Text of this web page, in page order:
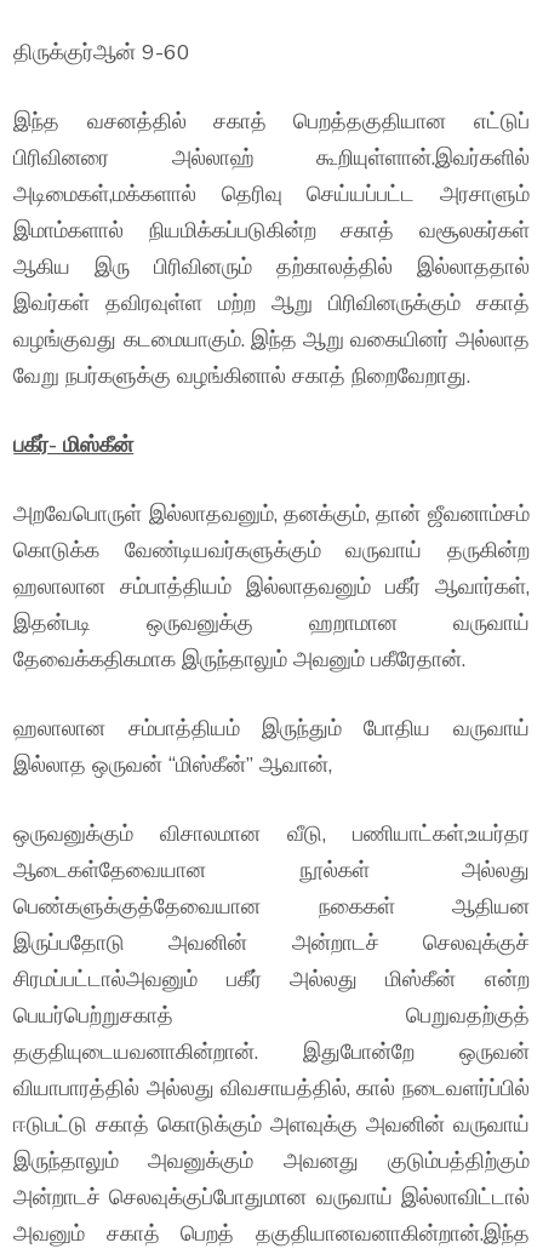
திருக்குர்ஆன் 9-60
இந்த வசனத்தில் சகாத் பெறத்தகுதியான எட்டுப்
பிரிவினரை அல்லாஹ் கூறியுள்ளான்.இவர்களில்
அடிமைகள்,மக்களால் தெரிவு செய்யப்பட்ட அரசாளும்
இமாம்களால் நியமிக்கப்படுகின்ற சகாத் வசூலகர்கள்
ஆகிய இரு பிரிவினரும் தற்காலத்தில் இல்லாததால்
இவர்கள் தவிரவுள்ள மற்ற ஆறு பிரிவினருக்கும் சகாத்
வழங்குவது கடமையாகும். இந்த ஆறு வகையினர் அல்லாத
வேறு நபர்களுக்கு வழங்கினால் சகாத் நிறைவேறாது.
பகீர்- மிஸ்கீன்
அறவேபொருள் இல்லாதவனும், தனக்கும், தான் ஜீவனாம்சம்
கொடுக்க வேண்டியவர்களுக்கும் வருவாய் தருகின்ற
ஹலாலான சம்பாத்தியம் இல்லாதவனும் பகீர் ஆவார்கள்,
இதன்படி ஒருவனுக்கு ஹறாமான வருவாய்
தேவைக்கதிகமாக இருந்தாலும் அவனும் பகீரேதான்.
ஹலாலான சம்பாத்தியம் இருந்தும் போதிய வருவாய்
இல்லாத ஒருவன் “மிஸ்கீன்” ஆவான்,
ஒருவனுக்கும் விசாலமான வீடு, பணியாட்கள்,உயர்தர
ஆடைகள்தேவையான நூல்கள் அல்லது
பெண்களுக்குத்தேவையான நகைகள் ஆதியன
இருப்பதோடு அவனின் அன்றாடச் செலவுக்குச்
சிரமப்பட்டால்அவனும் பகீர் அல்லது மிஸ்கீன் என்ற
பெயர்பெற்றுசகாத் பெறுவதற்குத்
தகுதியுடையவனாகின்றான். இதுபோன்றே ஒருவன்
வியாபாரத்தில் அல்லது விவசாயத்தில், கால் நடைவளர்ப்பில்
ஈடுபட்டு சகாத் கொடுக்கும் அளவுக்கு அவனின் வருவாய்
இருந்தாலும் அவனுக்கும் அவனது குடும்பத்திற்கும்
அன்றாடச் செலவுக்குப்போதுமான வருவாய் இல்லாவிட்டால்
அவனும் சகாத் பெறத் தகுதியானவனாகின்றான்.இந்த